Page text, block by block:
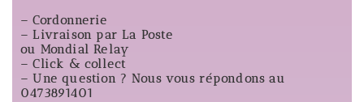
– Cordonnerie
– Livraison par La Poste
ou Mondial Relay
– Click & collect
– Une question ? Nous vous répondons au
0473891401